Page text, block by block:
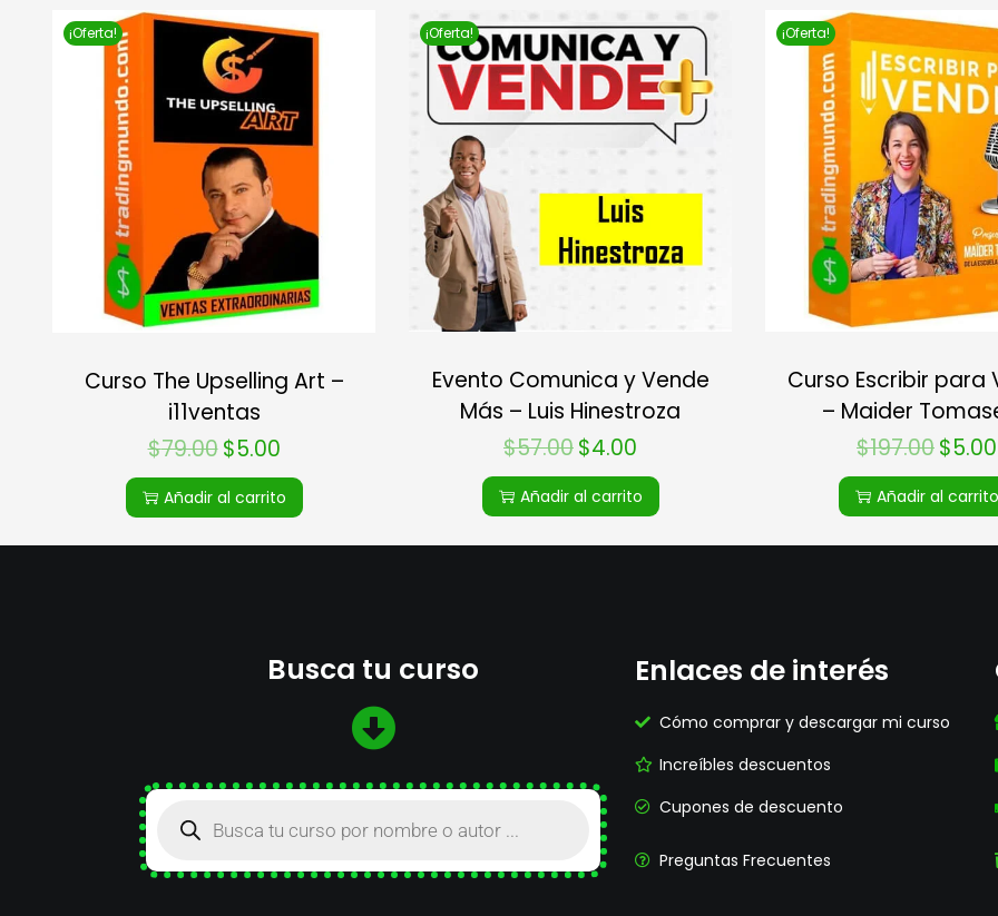
¡Oferta!
Curso The Upselling Art –
i11ventas
$79.00 $5.00
Añadir al carrito
¡Oferta!
Evento Comunica y Vende
Más – Luis Hinestroza
$57.00$4.00
Añadir al carrito
¡Oferta!
Curso Escribir para
– Maider
$197.00$5.00
Añadir al carrito
Busca tu curso Enlaces de interés
Cómo comprar y descargar mi curso
Increíbles descuentos
Cupones de descuento
Preguntas Frecuentes